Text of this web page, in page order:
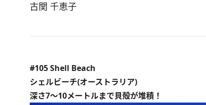
古関 千恵子
#105 Shell Beach
シェルビーチ(オーストラリア)
深さ7～10メートルまで貝殻が堆積！